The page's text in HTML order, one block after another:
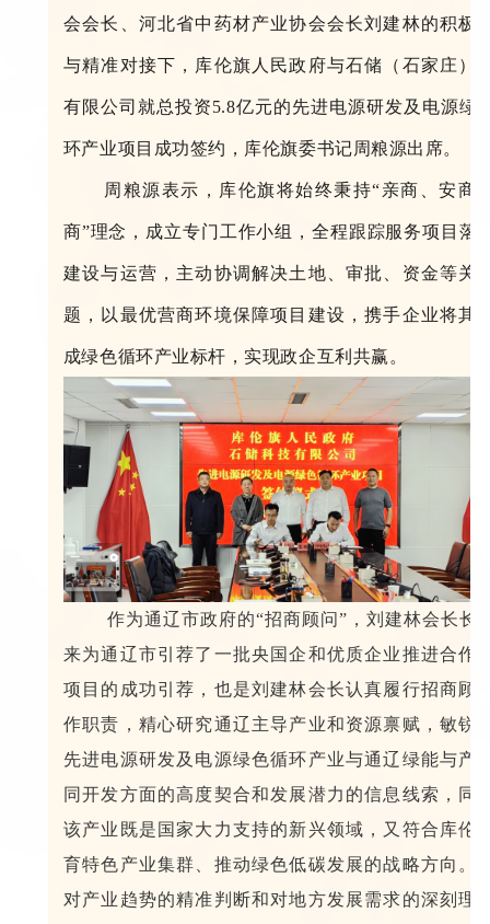
会会长、河北省中药材产业协会会长刘建林的积极
与精准对接下，库伦旗人民政府与石储（石家庄）
有限公司就总投资5.8亿元的先进电源研发及电源绿
环产业项目成功签约，库伦旗委书记周粮源出
周粮源表示，库伦旗将始终秉持“亲商、安商
商”理念，成立专门工作小组，全程跟踪服务项目落
建设与运营，主动协调解决土地、审批、资金等关
题，以最优营商环境保障项目建设，携手企业将其
成绿色循环产业标杆，实现政企互利共赢。
作为通辽市政府的“招商顾问” ，刘建林会长长
来为通辽市引荐了一批央国企和优质企业推进合作
项目的成功引荐，也是刘建林会长认真履行招商顾
作职责，精心研究通辽主导产业和资源禀赋，敏锐
先进电源研发及电源绿色循环产业与通辽绿能与产
同开发方面的高度契合和发展潜力的信息线索，同
该产业既是国家大力支持的新兴领域，又符合库伦
育特色产业集群、推动绿色低碳发展的战略方向。
对产业趋势的精准判断和对地方发展需求的深刻理